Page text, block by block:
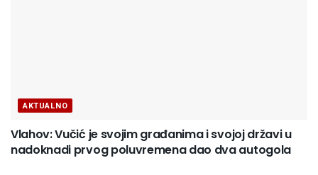
AKTUALNO
Vlahov: Vučić je svojim građanima i svojoj državi u
nadoknadi prvog poluvremena dao dva autogola